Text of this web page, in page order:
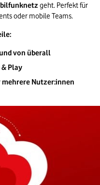
geht. Perfekt für
oder mobile Teams.
von überall
Play
Nutzer:innen